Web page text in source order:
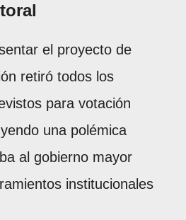
el proyecto de
retiró todos los
para votación
una polémica
al gobierno mayor
institucionales